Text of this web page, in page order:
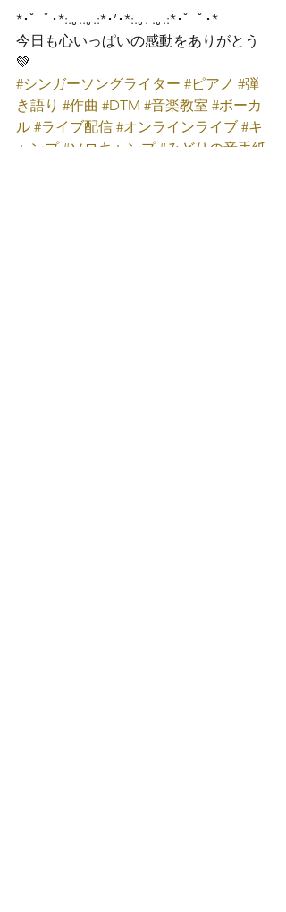
*･゜ﾟ･*:.｡..｡.:*･’･*:.｡. .｡.:*･゜ﾟ･*
今日も心いっぱいの感動をありがとう
💚
#シンガーソングライター #ピアノ #弾
き語り #作曲 #DTM #音楽教室 #ボーカ
ル #ライブ配信 #オンラインライブ #キ
ャンプ #ソロキャンプ #みどりの音手紙